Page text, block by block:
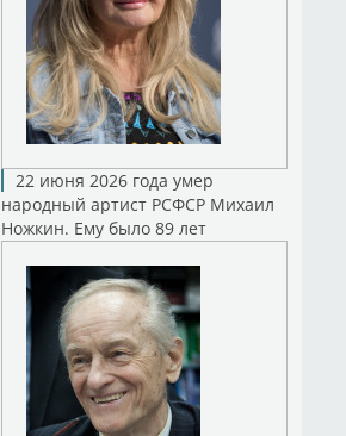
22 июня 2026 года умер
народный артист РСФСР Михаил
Ножкин. Ему было 89 лет